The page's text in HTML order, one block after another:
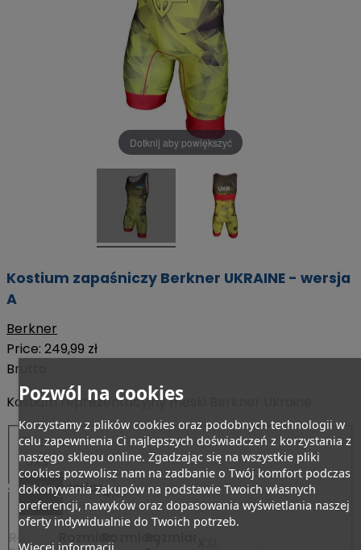
Dotknij aby powiększyć
Kostium zapaśniczy Berkner UKRAINE - wersja
A
Berkner
Price: 249,99 zł
Brutto
Kostium reprezentacyjny męski Berkner Ukraine
Rozmiar
: 5XS
Rozmiar5XS
Rozmiar
- 4XS
Rozmiar
- 3XS
Rozmiar
- XXS
Rozmiar
- XS
Rozmiar
- S
M L
Pozwól na cookies
Korzystamy z plików cookies oraz podobnych technologii w
celu zapewnienia Ci najlepszych doświadczeń z korzystania z
naszego sklepu online. Zgadzając się na wszystkie pliki
cookies pozwolisz nam na zadbanie o Twój komfort podczas
dokonywania zakupów na podstawie Twoich własnych
preferencji, nawyków oraz dopasowania wyświetlania naszej
oferty indywidualnie do Twoich potrzeb.
Więcej informacji